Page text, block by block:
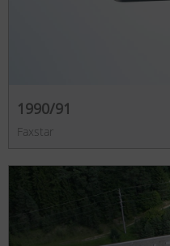
1990/91
Faxstar